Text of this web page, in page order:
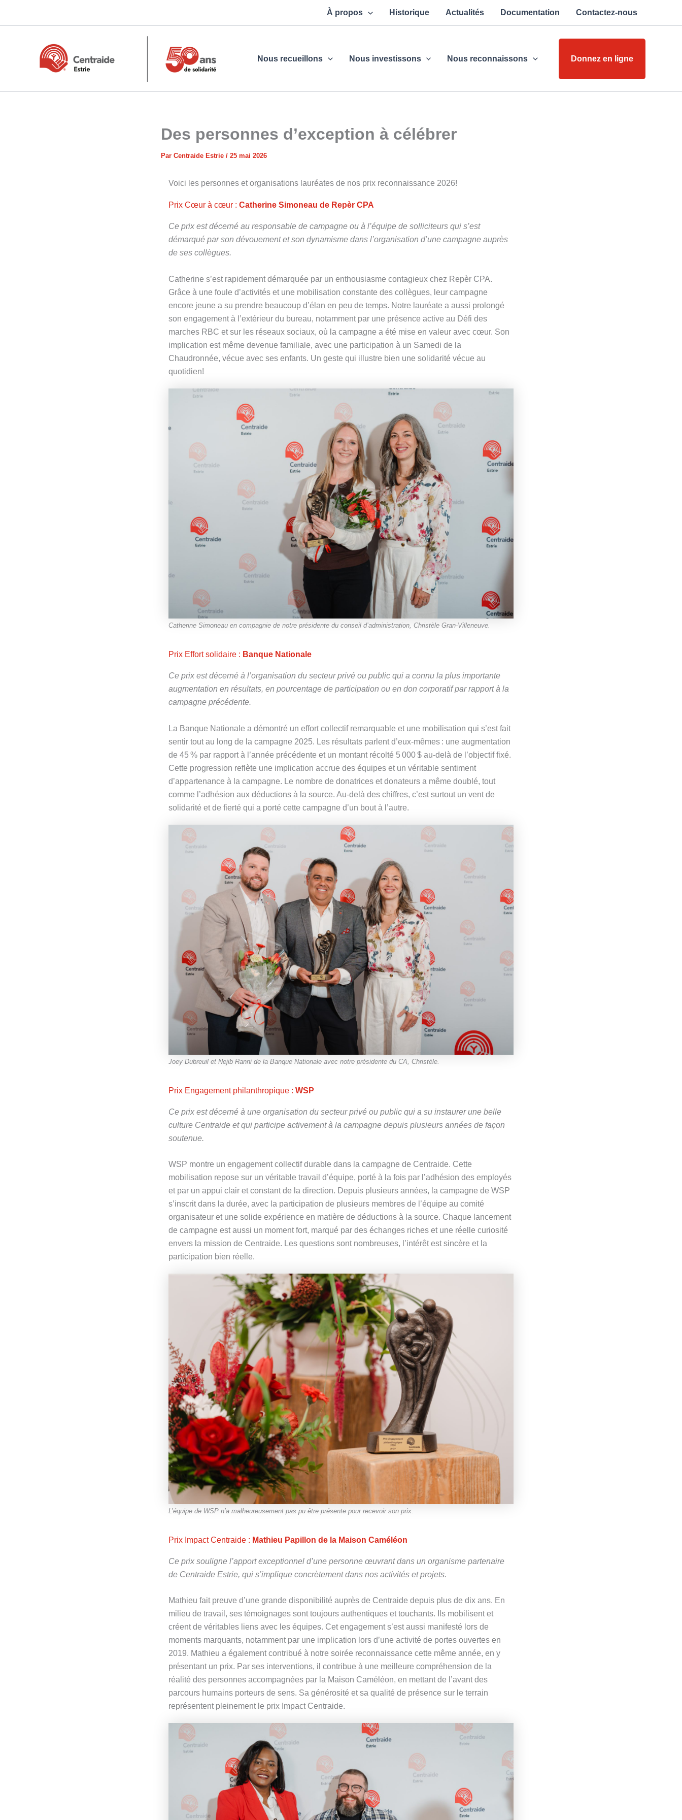
À propos Historique Actualités Documentation Contactez-nous
Nous recueillons Nous investissons Nous reconnaissons Donnez en ligne
Des personnes d’exception à célébrer
Par Centraide Estrie / 25 mai 2026
Voici les personnes et organisations lauréates de nos prix reconnaissance 2026!
Prix Cœur à cœur : Catherine Simoneau de Repèr CPA
Ce prix est décerné au responsable de campagne ou à l’équipe de solliciteurs qui s’est
démarqué par son dévouement et son dynamisme dans l’organisation d’une campagne auprès
de ses collègues.
Catherine s’est rapidement démarquée par un enthousiasme contagieux chez Repèr CPA.
Grâce à une foule d’activités et une mobilisation constante des collègues, leur campagne
encore jeune a su prendre beaucoup d’élan en peu de temps. Notre lauréate a aussi prolongé
son engagement à l’extérieur du bureau, notamment par une présence active au Défi des
marches RBC et sur les réseaux sociaux, où la campagne a été mise en valeur avec cœur. Son
implication est même devenue familiale, avec une participation à un Samedi de la
Chaudronnée, vécue avec ses enfants. Un geste qui illustre bien une solidarité vécue au
quotidien!
Catherine Simoneau en compagnie de notre présidente du conseil d’administration, Christèle Gran-Villeneuve.
Prix Effort solidaire : Banque Nationale
Ce prix est décerné à l’organisation du secteur privé ou public qui a connu la plus importante
augmentation en résultats, en pourcentage de participation ou en don corporatif par rapport à la
campagne précédente.
La Banque Nationale a démontré un effort collectif remarquable et une mobilisation qui s’est fait
sentir tout au long de la campagne 2025. Les résultats parlent d’eux‑mêmes : une augmentation
de 45 % par rapport à l’année précédente et un montant récolté 5 000 $ au‑delà de l’objectif fixé.
Cette progression reflète une implication accrue des équipes et un véritable sentiment
d’appartenance à la campagne. Le nombre de donatrices et donateurs a même doublé, tout
comme l’adhésion aux déductions à la source. Au‑delà des chiffres, c’est surtout un vent de
solidarité et de fierté qui a porté cette campagne d’un bout à l’autre.
Joey Dubreuil et Nejib Ranni de la Banque Nationale avec notre présidente du CA, Christèle.
Prix Engagement philanthropique : WSP
Ce prix est décerné à une organisation du secteur privé ou public qui a su instaurer une belle
culture Centraide et qui participe activement à la campagne depuis plusieurs années de façon
soutenue.
WSP montre un engagement collectif durable dans la campagne de Centraide. Cette
mobilisation repose sur un véritable travail d’équipe, porté à la fois par l’adhésion des employés
et par un appui clair et constant de la direction. Depuis plusieurs années, la campagne de WSP
s’inscrit dans la durée, avec la participation de plusieurs membres de l’équipe au comité
organisateur et une solide expérience en matière de déductions à la source. Chaque lancement
de campagne est aussi un moment fort, marqué par des échanges riches et une réelle curiosité
envers la mission de Centraide. Les questions sont nombreuses, l’intérêt est sincère et la
participation bien réelle.
L’équipe de WSP n’a malheureusement pas pu être présente pour recevoir son prix.
Prix Impact Centraide : Mathieu Papillon de la Maison Caméléon
Ce prix souligne l’apport exceptionnel d’une personne œuvrant dans un organisme partenaire
de Centraide Estrie, qui s’implique concrètement dans nos activités et projets.
Mathieu fait preuve d’une grande disponibilité auprès de Centraide depuis plus de dix ans. En
milieu de travail, ses témoignages sont toujours authentiques et touchants. Ils mobilisent et
créent de véritables liens avec les équipes. Cet engagement s’est aussi manifesté lors de
moments marquants, notamment par une implication lors d’une activité de portes ouvertes en
2019. Mathieu a également contribué à notre soirée reconnaissance cette même année, en y
présentant un prix. Par ses interventions, il contribue à une meilleure compréhension de la
réalité des personnes accompagnées par la Maison Caméléon, en mettant de l’avant des
parcours humains porteurs de sens. Sa générosité et sa qualité de présence sur le terrain
représentent pleinement le prix Impact Centraide.